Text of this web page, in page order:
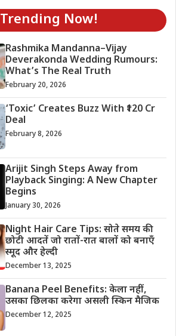
Trending Now!
Rashmika Mandanna–Vijay
Deverakonda Wedding Rumours:
What’s The Real Truth
February 20, 2026
‘Toxic’ Creates Buzz With ₹120 Cr
Deal
February 8, 2026
Arijit Singh Steps Away from
Playback Singing: A New Chapter
Begins
January 30, 2026
Night Hair Care Tips: सोते समय की
छोटी आदतें जो रातों-रात बालों को बनाएँ
स्मूद और हेल्दी
December 13, 2025
Banana Peel Benefits: केला नहीं,
उसका छिलका करेगा असली स्किन मैजिक
December 12, 2025